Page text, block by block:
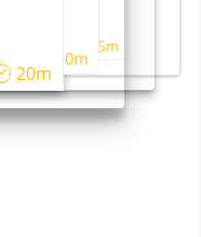
20m
40m
55m